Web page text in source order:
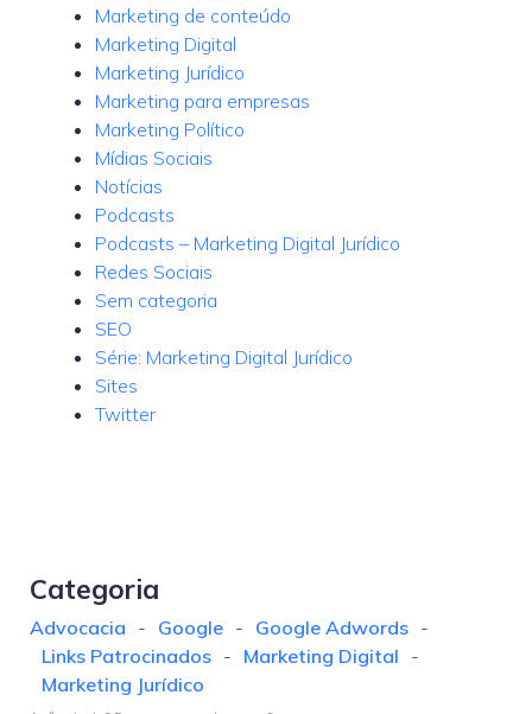
Marketing de conteúdo
Marketing Digital
Marketing Jurídico
Marketing para empresas
Marketing Político
Mídias Sociais
Notícias
Podcasts
Podcasts – Marketing Digital Jurídico
Redes Sociais
Sem categoria
SEO
Série: Marketing Digital Jurídico
Sites
Twitter
Categoria
Advocacia - Google - Google Adwords -
Links Patrocinados - Marketing Digital -
Marketing Jurídico